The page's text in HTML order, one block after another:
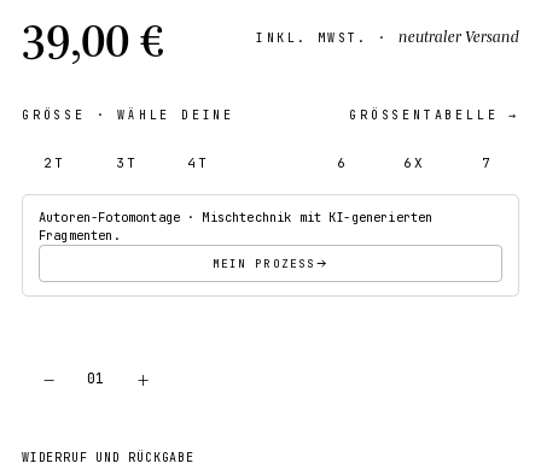
39,00 € INKL. MWST. · neutraler Versand
GRÖSSE · WÄHLE DEINE GRÖSSENTABELLE →
2T 3T 4T 6 6X 7
Autoren-Fotomontage · Mischtechnik mit KI-generierten
Fragmenten.
MEIN PROZESS
− 01 +
WIDERRUF UND RÜCKGABE